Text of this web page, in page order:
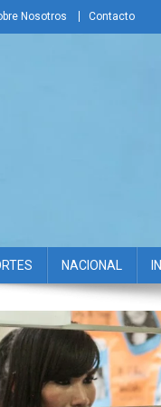
Nosotros Contacto
NACIONAL